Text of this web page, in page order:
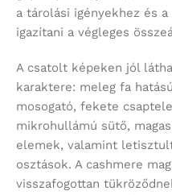
a tárolási igényekhez és
igazítani a végleges
A csatolt képeken jól
karaktere: meleg fa
mosogató, fekete
mikrohullámú sütő,
elemek, valamint
osztások. A cashmere
visszafogottan